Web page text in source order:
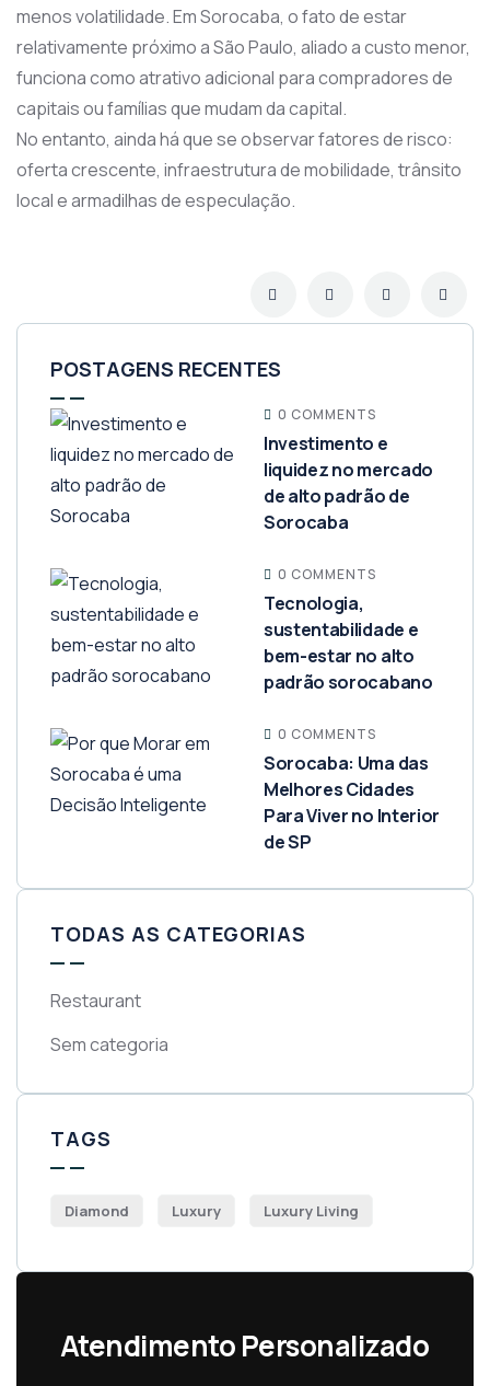
menos volatilidade. Em Sorocaba, o fato de estar
relativamente próximo a São Paulo, aliado a custo menor,
funciona como atrativo adicional para compradores de
capitais ou famílias que mudam da capital.
No entanto, ainda há que se observar fatores de risco:
oferta crescente, infraestrutura de mobilidade, trânsito
local e armadilhas de especulação.
POSTAGENS RECENTES
0 COMMENTS
Investimento e
liquidez no mercado
de alto padrão de
Sorocaba
0 COMMENTS
Tecnologia,
sustentabilidade e
bem-estar no alto
padrão sorocabano
0 COMMENTS
Sorocaba: Uma das
Melhores Cidades
Para Viver no Interior
de SP
TODAS AS CATEGORIAS
Restaurant
Sem categoria
TAGS
Diamond Luxury Luxury Living
Atendimento Personalizado